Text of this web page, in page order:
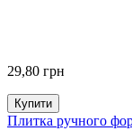
29,80 грн
Купити
Плитка ручного